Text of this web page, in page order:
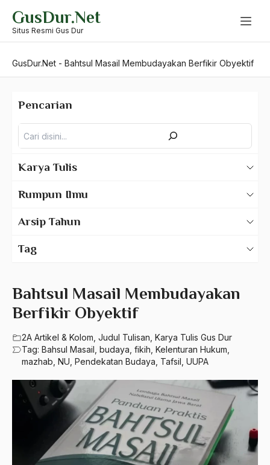
content
GusDur.Net
Situs Resmi Gus Dur
GusDur.Net - Bahtsul Masail Membudayakan Berfikir Obyektif
Bahtsul Masail Membudayakan
Berfikir Obyektif
2A Artikel & Kolom Judul Tulisan Karya Tulis Gus Dur
Tag: Bahsul Masail budaya fikih Kelenturan Hukum
mazhab NU Pendekatan Budaya Tafsil UUPA
Pencarian
Karya Tulis
Rumpun Ilmu
630 – Agama Dan Filsafat
710 – Ilmu Pendidikan
Arsip Tahun
2023
2022
2021
2020
2019
2018
Tag
A. Mukti Ali
A. Mustofa Bisri
A. Yani
A.A. Baramudi
A.A. Navis
A.H Nasution
Aal Usul Teroris